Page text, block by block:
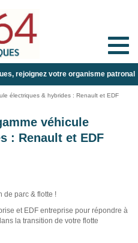
Toggle
rejoignez votre organisme patronal
électriques & hybrides : Renault et EDF
véhicule
: Renault et EDF
de parc & flotte !
et EDF entreprise pour répondre à
la transition de votre flotte